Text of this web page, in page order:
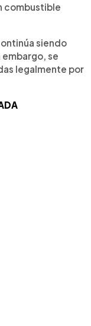
combustible
siendo
se
legalmente por